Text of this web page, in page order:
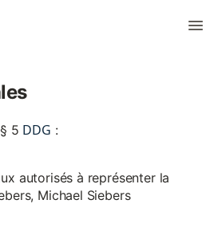
5 DDG :
autorisés à représenter la
Michael Siebers